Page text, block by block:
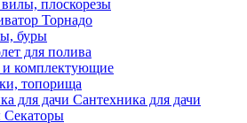
плоскорезы
Торнадо
буры
для полива
и комплектующие
топорища
Сантехника для дачи
Секаторы